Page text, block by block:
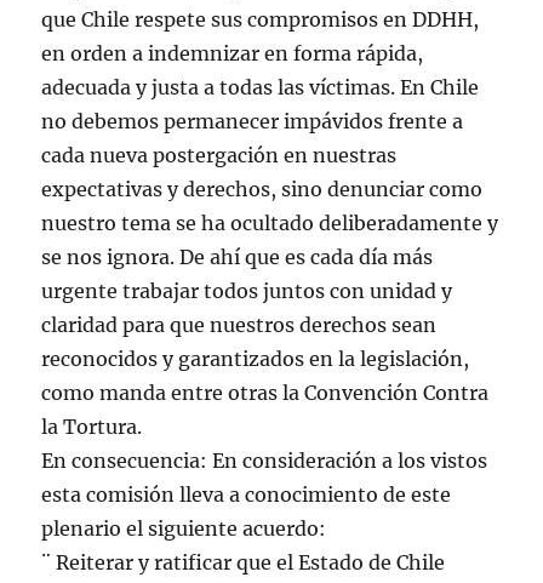
que Chile respete sus compromisos en DDHH,
en orden a indemnizar en forma rápida,
adecuada y justa a todas las víctimas. En Chile
no debemos permanecer impávidos frente a
cada nueva postergación en nuestras
expectativas y derechos, sino denunciar como
nuestro tema se ha ocultado deliberadamente y
se nos ignora. De ahí que es cada día más
urgente trabajar todos juntos con unidad y
claridad para que nuestros derechos sean
reconocidos y garantizados en la legislación,
como manda entre otras la Convención Contra
la Tortura.
En consecuencia: En consideración a los vistos
esta comisión lleva a conocimiento de este
plenario el siguiente acuerdo:
¨ Reiterar y ratificar que el Estado de Chile